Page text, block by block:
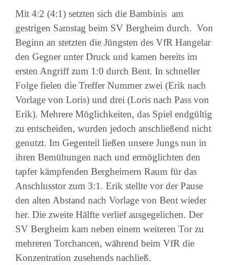
Mit 4:2 (4:1) setzten sich die Bambinis am
gestrigen Samstag beim SV Bergheim durch. Von
Beginn an stetzten die Jüngsten des VfR Hangelar
den Gegner unter Druck und kamen bereits im
ersten Angriff zum 1:0 durch Bent. In schneller
Folge fielen die Treffer Nummer zwei (Erik nach
Vorlage von Loris) und drei (Loris nach Pass von
Erik). Mehrere Möglichkeiten, das Spiel endgültig
zu entscheiden, wurden jedoch anschließend nicht
genutzt. Im Gegenteil ließen unsere Jungs nun in
ihren Bemühungen nach und ermöglichten den
tapfer kämpfenden Bergheimern Raum für das
Anschlusstor zum 3:1. Erik stellte vor der Pause
den alten Abstand nach Vorlage von Bent wieder
her. Die zweite Hälfte verlief ausgegelichen. Der
SV Bergheim kam neben einem weiteren Tor zu
mehreren Torchancen, während beim VfR die
Konzentration zusehends nachließ.